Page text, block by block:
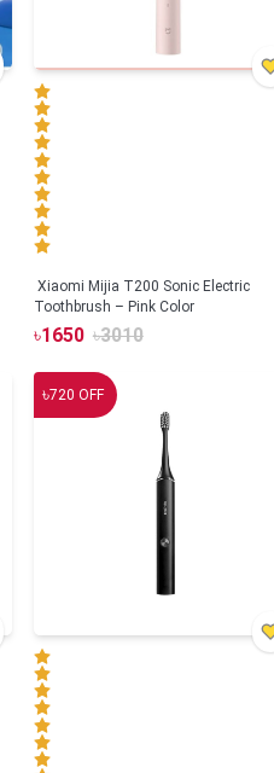
Xiaomi Mijia T200 Sonic Electric
Toothbrush – Pink Color
৳1650 ৳3010
৳720 OFF